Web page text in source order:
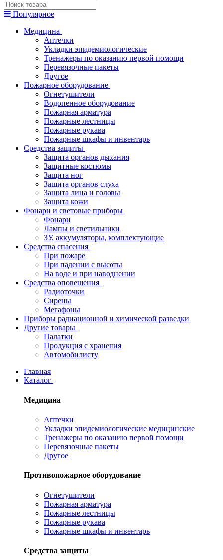
Популярное
Медицина
Аптечки
Укладки эпидемиологические
Тренажеры по оказанию первой помощи
Перевязочные пакеты
Другое
Пожарное оборудование
Огнетушители
Водопенное оборудование
Пожарная арматура
Пожарные лестницы
Пожарные рукава
Пожарные шкафы и инвентарь
Средства защиты
Защита органов дыхания
Защитные костюмы
Защита ног
Защита органов слуха
Защита лица и головы
Защита кожи
Фонари и световые приборы
Фонари
Лампы и светильники
ЗУ, аккумуляторы, комплектующие
Средства спасения
При пожаре
При падении с высоты
На воде и при наводнении
Средства оповещения
Радиоточки
Сирены
Мегафоны
Приборы радиационной и химической разведки
Другие товары
Палатки
Продукция с хранения
Автомобилисту
Главная
Каталог
Медицина
Аптечки
Укладки эпидемиологические медицинские
Тренажеры по оказанию первой помощи
Перевязочные пакеты
Другое
Противопожарное оборудование
Огнетушители
Пожарная арматура
Пожарные лестницы
Пожарные рукава
Пожарные шкафы и инвентарь
Средства защиты